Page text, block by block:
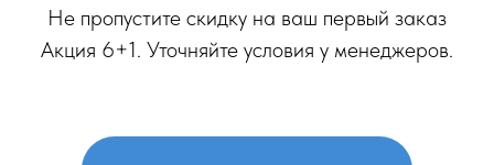
Не пропустите скидку на ваш первый заказ
Акция 6+1. Уточняйте условия у менеджеров.